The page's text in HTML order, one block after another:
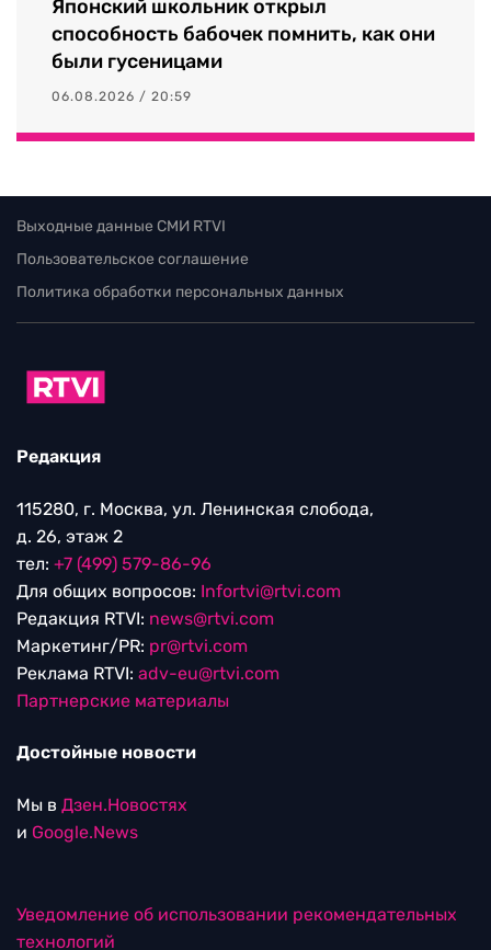
Японский школьник открыл
способность бабочек помнить, как они
были гусеницами
06.08.2026 / 20:59
Выходные данные СМИ RTVI
Пользовательское соглашение
Политика обработки персональных данных
Редакция
115280, г. Москва, ул. Ленинская слобода,
д. 26, этаж 2
тел: +7 (499) 579-86-96
Для общих вопросов: Infortvi@rtvi.com
Редакция RTVI: news@rtvi.com
Маркетинг/PR: pr@rtvi.com
Реклама RTVI: adv-eu@rtvi.com
Партнерские материалы
Достойные новости
Мы в Дзен.Новостях
и Google.News
Уведомление об использовании рекомендательных
технологий